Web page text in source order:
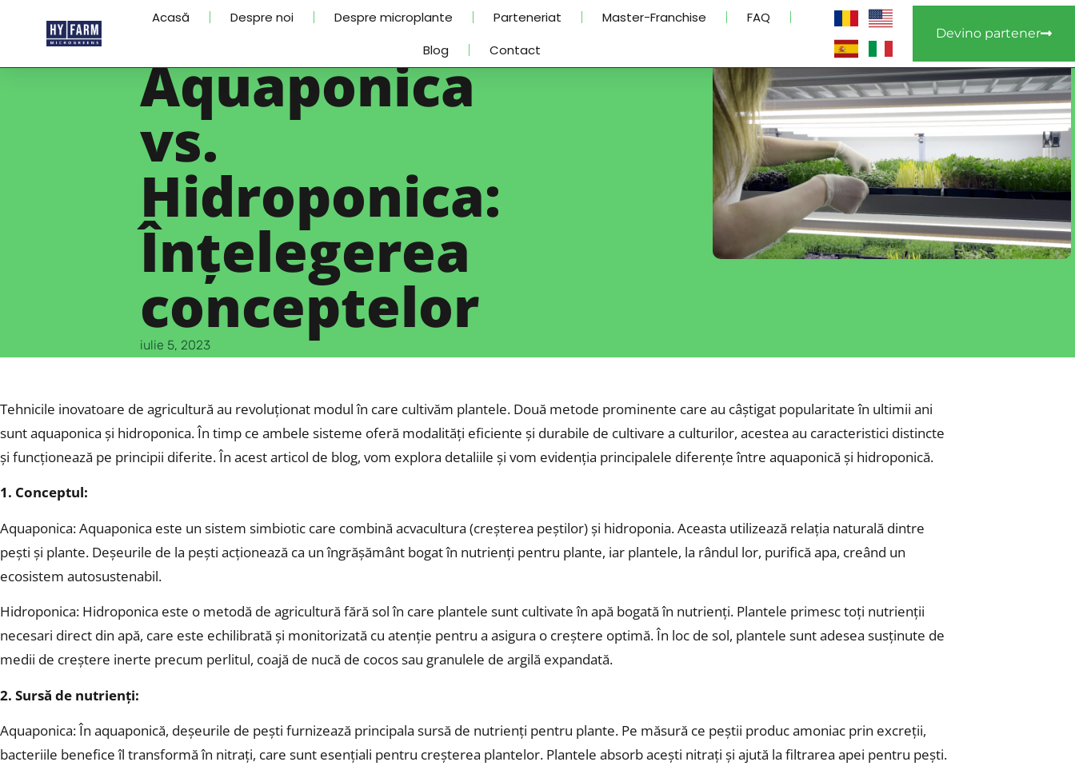
Acasă Despre noi Despre microplante Parteneriat Master-Franchise
FAQ
Blog
Contact
Devino partener
Aquaponica
vs.
Hidroponica:
Înțelegerea
conceptelor
iulie 5, 2023
Tehnicile inovatoare de agricultură au revoluționat modul în care cultivăm plantele. Două metode prominente care au câștigat popularitate în ultimii ani
sunt aquaponica și hidroponica. În timp ce ambele sisteme oferă modalități eficiente și durabile de cultivare a culturilor, acestea au caracteristici distincte
și funcționează pe principii diferite. În acest articol de blog, vom explora detaliile și vom evidenția principalele diferențe între aquaponică și hidroponică.
1. Conceptul:
Aquaponica: Aquaponica este un sistem simbiotic care combină acvacultura (creșterea peștilor) și hidroponia. Aceasta utilizează relația naturală dintre
pești și plante. Deșeurile de la pești acționează ca un îngrășământ bogat în nutrienți pentru plante, iar plantele, la rândul lor, purifică apa, creând un
ecosistem autosustenabil.
Hidroponica: Hidroponica este o metodă de agricultură fără sol în care plantele sunt cultivate în apă bogată în nutrienți. Plantele primesc toți nutrienții
necesari direct din apă, care este echilibrată și monitorizată cu atenție pentru a asigura o creștere optimă. În loc de sol, plantele sunt adesea susținute de
medii de creștere inerte precum perlitul, coajă de nucă de cocos sau granulele de argilă expandată.
2. Sursă de nutrienți:
Aquaponica: În aquaponică, deșeurile de pești furnizează principala sursă de nutrienți pentru plante. Pe măsură ce peștii produc amoniac prin excreții,
bacteriile benefice îl transformă în nitrați, care sunt esențiali pentru creșterea plantelor. Plantele absorb acești nitrați și ajută la filtrarea apei pentru pești.